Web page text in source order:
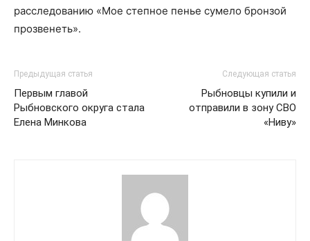
расследованию «Мое степное пенье сумело бронзой
прозвенеть».
Предыдущая статья
Первым главой
Рыбновского округа стала
Елена Минкова
Следующая статья
Рыбновцы купили и
отправили в зону СВО
«Ниву»